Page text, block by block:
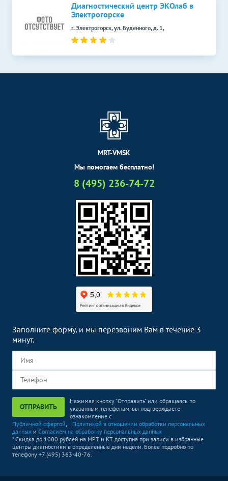
Диагностический центр ЭКОлаб в
Электрогорске
г. Электрогорск, ул. Буденного, д. 1,
MRT-VMSK
Мы помогаем бесплатно!
8 (495) 236-74-72
Заполните форму, и мы перезвоним Вам в течение 3
минут.
ОТПРАВИТЬ
Нажимая кнопку "Отправить" или обращаясь по
указанным телефонам, вы подтверждаете
ознакомление с
Публичной офертой,
Политикой в отношении обработки персональных
данных и Согласием на обработку персональных данных
* Скидка до 1000 рублей на МРТ и КТ доступна при записи в избранные
центры диагностики в определенные дни недели. Более подробно по
телефону +7 (495) 363-40-76.